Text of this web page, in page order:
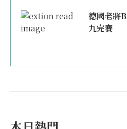
德國老將
九完賽